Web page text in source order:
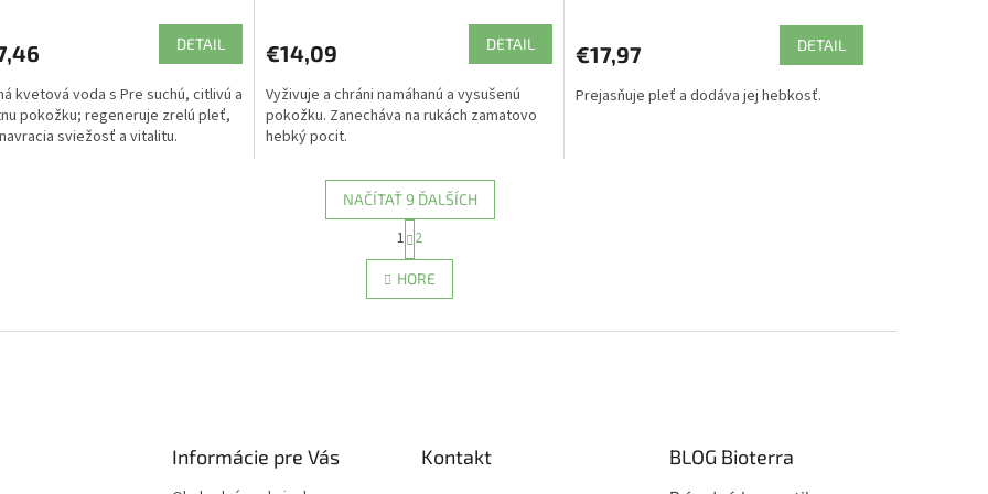
DETAIL
kvetová voda s Pre suchú, citlivú a
pokožku; regeneruje zrelú pleť,
sviežosť a vitalitu.
€14,09 DETAIL
Vyživuje a chráni namáhanú a vysušenú
pokožku. Zanecháva na rukách zamatovo
hebký pocit.
€17,97 DETAIL
Prejasňuje pleť a dodáva jej hebkosť.
O
v
l
d
NAČÍTAŤ 9 ĎALŠÍCH
S
t
r
á
n
1 2
HORE
Informácie pre Vás Kontakt BLOG Bioterra